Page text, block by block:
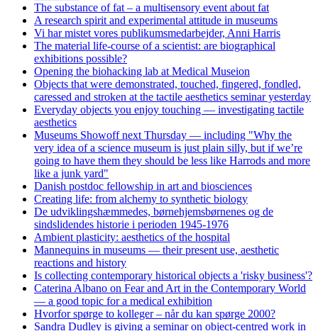
The substance of fat – a multisensory event about fat
A research spirit and experimental attitude in museums
Vi har mistet vores publikumsmedarbejder, Anni Harris
The material life-course of a scientist: are biographical
exhibitions possible?
Opening the biohacking lab at Medical Museion
Objects that were demonstrated, touched, fingered, fondled,
caressed and stroken at the tactile aesthetics seminar yesterday
Everyday objects you enjoy touching — investigating tactile
aesthetics
Museums Showoff next Thursday — including "Why the
very idea of a science museum is just plain silly, but if we’re
going to have them they should be less like Harrods and more
like a junk yard"
Danish postdoc fellowship in art and biosciences
Creating life: from alchemy to synthetic biology
De udviklingshæmmedes, børnehjemsbørnenes og de
sindslidendes historie i perioden 1945-1976
Ambient plasticity: aesthetics of the hospital
Mannequins in museums — their present use, aesthetic
reactions and history
Is collecting contemporary historical objects a 'risky business'?
Caterina Albano on Fear and Art in the Contemporary World
— a good topic for a medical exhibition
Hvorfor spørge to kolleger – når du kan spørge 2000?
Sandra Dudley is giving a seminar on object-centred work in